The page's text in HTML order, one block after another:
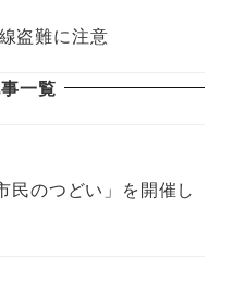
盗難に注意
一覧
民のつどい」を開催し